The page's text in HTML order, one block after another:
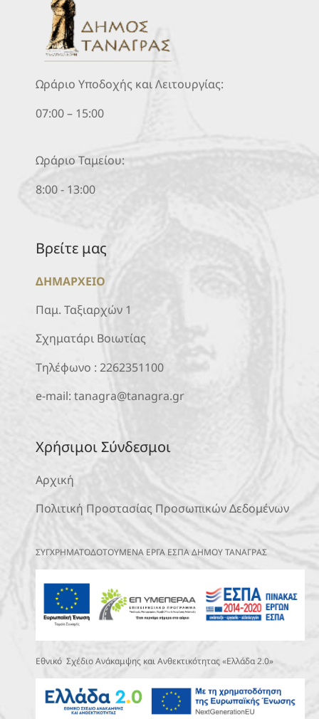
Ωράριο Υποδοχής και Λειτουργίας:
07:00 – 15:00
Ωράριο Ταμείου:
8:00 - 13:00
Βρείτε μας
ΔΗΜΑΡΧΕΙΟ
Παμ. Ταξιαρχών 1
Σχηματάρι Βοιωτίας
Τηλέφωνο : 2262351100
e-mail: tanagra@tanagra.gr
Χρήσιμοι Σύνδεσμοι
Αρχική
Πολιτική Προστασίας Προσωπικών Δεδομένων
ΣΥΓΧΡΗΜΑΤΟΔΟΤΟΥΜΕΝΑ ΕΡΓΑ ΕΣΠΑ ΔΗΜΟΥ ΤΑΝΑΓΡΑΣ
Εθνικό Σχέδιο Ανάκαμψης και Ανθεκτικότητας «Ελλάδα 2.0»